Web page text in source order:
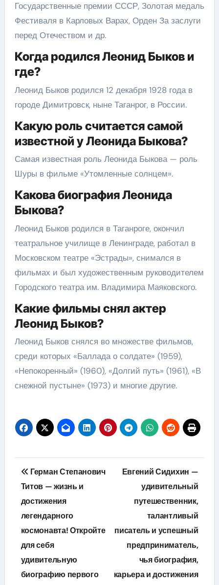
Государственные премии СССР, Золотая медаль
Фестиваля в Карловых Варах, Орден За заслуги
перед Отечеством и др.
Когда родился Леонид Быков и
где?
Леонид Быков родился 12 декабря 1928 года в
городе Димитровск, ныне Таганрог, в России.
Какую роль считается самой
известной у Леонида Быкова?
Самая известная роль Леонида Быкова — роль
Шуры в фильме «Утомленные солнцем».
Какова биография Леонида
Быкова?
Леонид Быков родился в Таганроге, окончил
театральное училище в Ленинграде, работал в
Московском театре «Эстрады», снимался в
фильмах и был художественным руководителем
Городского театра им. Владимира Маяковского.
Какие фильмы снял актер
Леонид Быков?
Леонид Быков снялся во множестве фильмов,
среди которых «Баллада о солдате» (1959),
«Непокоренный» (1960), «Долгий путь» (1961), «В
снежной пустыне» (1973) и многие другие.
Навигация
по
записям
Герман Степанович
Титов — жизнь и
достижения
легендарного
космонавта! Откройте
для себя
удивительную
биографию первого
Евгений Сидихин —
удивительный
путешественник,
талантливый
писатель и успешный
предприниматель,
чья биография,
карьера и достижения